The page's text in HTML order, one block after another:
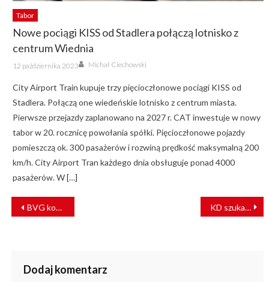
Tabor
Nowe pociągi KISS od Stadlera połączą lotnisko z
centrum Wiednia
Posted
on
12 października 2023 Author
Michał Ciechowski
City Airport Train kupuje trzy pięcioczłonowe pociągi KISS od
Stadlera. Połączą one wiedeńskie lotnisko z centrum miasta.
Pierwsze przejazdy zaplanowano na 2027 r. CAT inwestuje w nowy
tabor w 20. rocznicę powołania spółki. Pięcioczłonowe pojazdy
pomieszczą ok. 300 pasażerów i rozwiną prędkość maksymalną 200
km/h. City Airport Tran każdego dnia obsługuje ponad 4000
pasażerów. W […]
NAWIGACJA
WPISU
BVG kontroluje pasażerów. “Za brak maseczki mandat 50 euro” KD szukają wykonawcy przeglądów dla dwóch szynobusów SA109
Dodaj komentarz